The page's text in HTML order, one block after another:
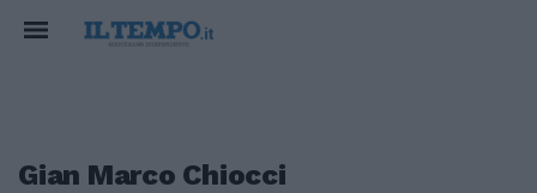
Gian Marco Chiocci